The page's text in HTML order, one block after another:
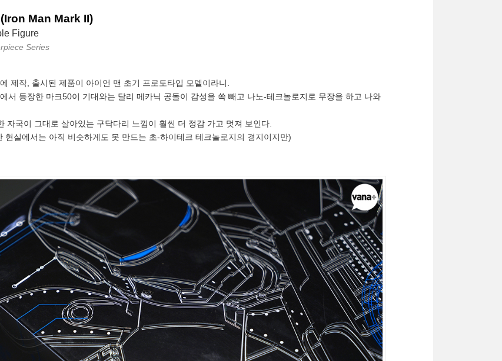
Man Mark II)
Figure
Series
제작, 출시된 제품이 아이언 맨 초기 프로토타입 모델이라니.
에서 등장한 마크50이 기대와는 달리 메카닉 공돌이 감성을 쏙 빼고 나노-테크놀로지로 무장을 하고 나와
자국이 그대로 살아있는 구닥다리 느낌이 훨씬 더 정감 가고 멋져 보인다.
현실에서는 아직 비슷하게도 못 만드는 초-하이테크 테크놀로지의 경지이지만)